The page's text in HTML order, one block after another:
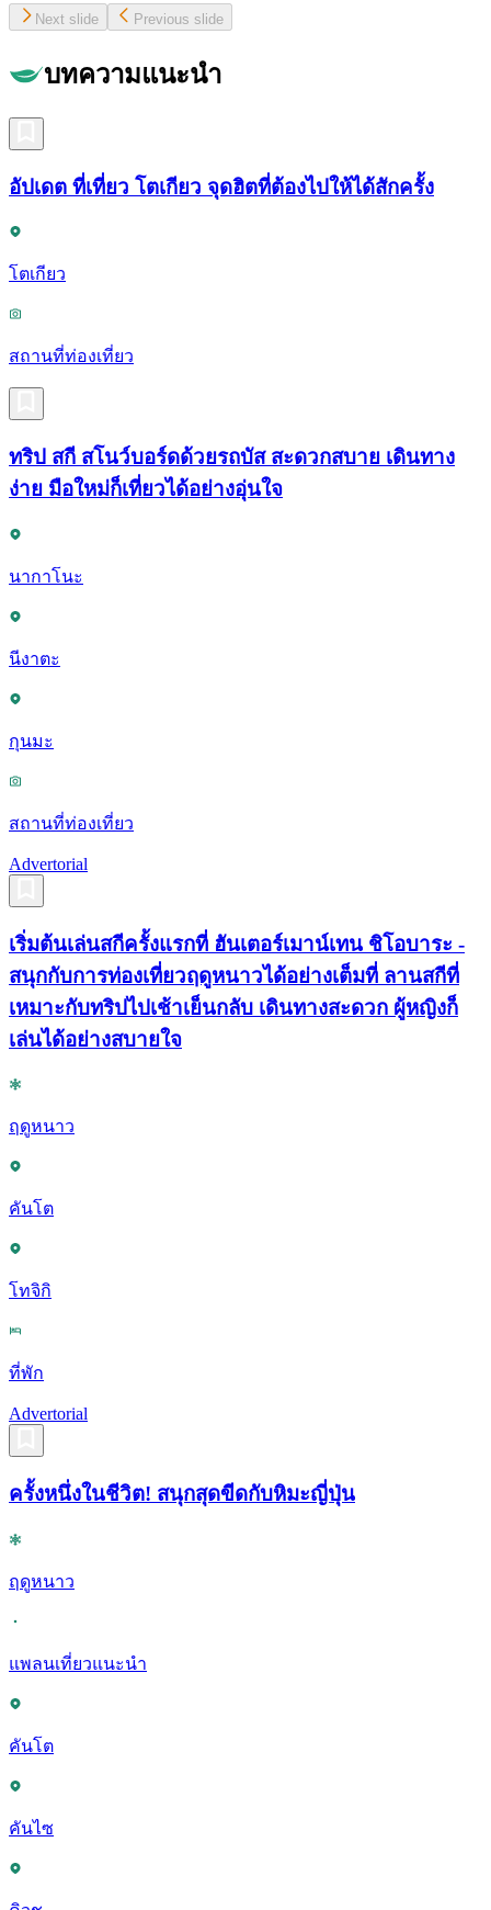
Next slide Previous slide
บทความแนะนำ
อัปเดต ที่เที่ยว โตเกียว จุดฮิตที่ต้องไปให้ได้สักครั้ง
โตเกียว
สถานที่ท่องเที่ยว
ทริป สกี สโนว์บอร์ดด้วยรถบัส สะดวกสบาย เดินทาง
ง่าย มือใหม่ก็เที่ยวได้อย่างอุ่นใจ
นากาโนะ
นีงาตะ
กุนมะ
สถานที่ท่องเที่ยว
Advertorial
เริ่มต้นเล่นสกีครั้งแรกที่ ฮันเตอร์เมาน์เทน ชิโอบาระ -
สนุกกับการท่องเที่ยวฤดูหนาวได้อย่างเต็มที่ ลานสกีที่
เหมาะกับทริปไปเช้าเย็นกลับ เดินทางสะดวก ผู้หญิงก็
เล่นได้อย่างสบายใจ
ฤดูหนาว
คันโต
โทจิกิ
ที่พัก
Advertorial
ครั้งหนึ่งในชีวิต! สนุกสุดขีดกับหิมะญี่ปุ่น
ฤดูหนาว
แพลนเที่ยวแนะนำ
คันโต
คันไซ